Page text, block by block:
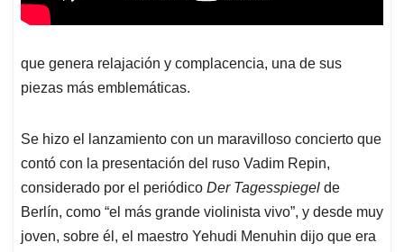
que genera relajación y complacencia, una de sus
piezas más emblemáticas.
Se hizo el lanzamiento con un maravilloso concierto que
contó con la presentación del ruso Vadim Repin,
considerado por el periódico Der Tagesspiegel de
Berlín, como “el más grande violinista vivo”, y desde muy
joven, sobre él, el maestro Yehudi Menuhin dijo que era